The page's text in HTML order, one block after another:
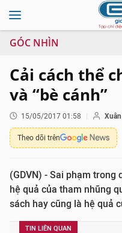
GÓC NHÌN
Cải cách thể
và “bè cánh”
15/05/2017 01:58
Theo dõi trên
(GDVN) - Sai phạm trong
hệ quả của tham nhũng
sách hay cũng là hệ quả
TIN LIÊN QUAN